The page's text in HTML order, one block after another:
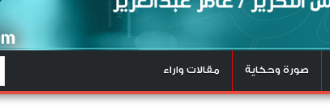
صورة وحكاية مقالات واراء